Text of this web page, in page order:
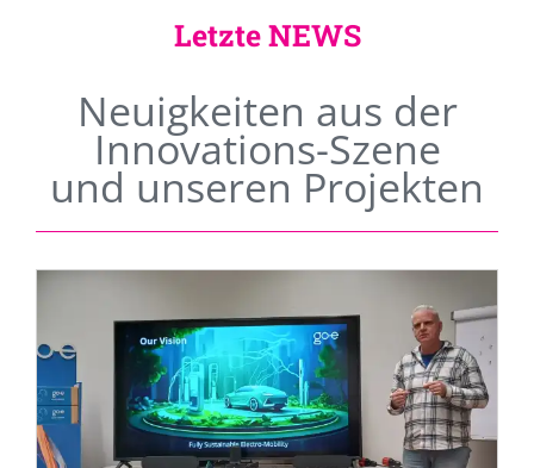
Letzte NEWS
Neuigkeiten aus der
Innovations-Szene
und unseren Projekten